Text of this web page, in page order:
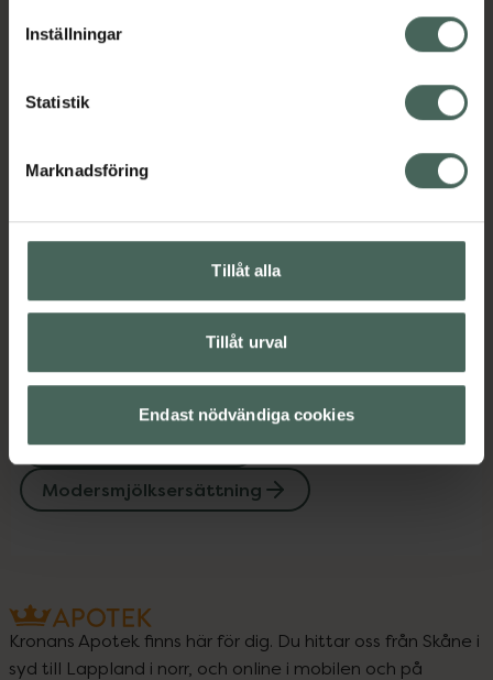
lagligheten av behandling som skett innan återkallelsen.
Inställningar
Statistik
Marknadsföring
Tillåt alla
Tillåt urval
Endast nödvändiga cookies
Jämförpris
Kategorier:
Modersmjölksersättning
Innehåll Visa
Upptäck flera produkter inom
Barn och föräldrar
Modersmjölksersättning
Kronans Apotek finns här för dig. Du hittar oss från Skåne i
syd till Lappland i norr, och online i mobilen och på